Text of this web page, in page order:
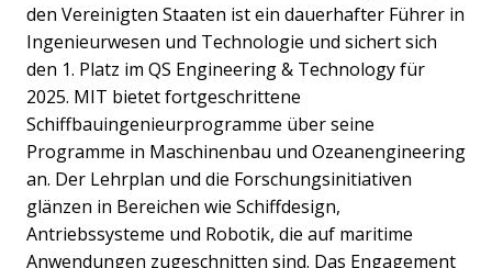
den Vereinigten Staaten ist ein dauerhafter Führer in
Ingenieurwesen und Technologie und sichert sich
den 1. Platz im QS Engineering & Technology für
2025. MIT bietet fortgeschrittene
Schiffbauingenieurprogramme über seine
Programme in Maschinenbau und Ozeanengineering
an. Der Lehrplan und die Forschungsinitiativen
glänzen in Bereichen wie Schiffdesign,
Antriebssysteme und Robotik, die auf maritime
Anwendungen zugeschnitten sind. Das Engagement